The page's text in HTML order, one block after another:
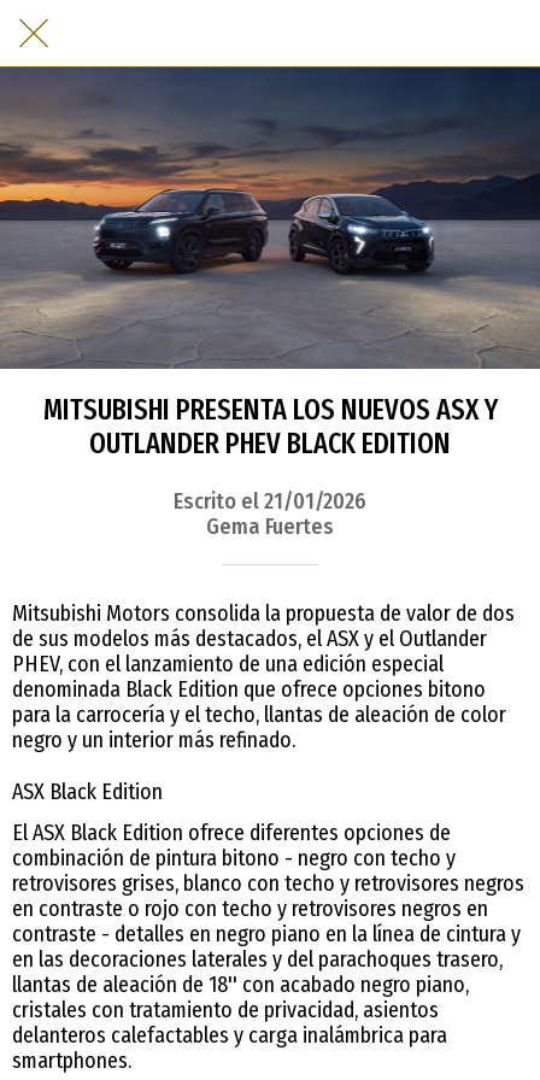
MITSUBISHI PRESENTA LOS NUEVOS ASX Y
OUTLANDER PHEV BLACK EDITION
Escrito el 21/01/2026
Gema Fuertes
Mitsubishi Motors consolida la propuesta de valor de dos
de sus modelos más destacados, el ASX y el Outlander
PHEV, con el lanzamiento de una edición especial
denominada Black Edition que ofrece opciones bitono
para la carrocería y el techo, llantas de aleación de color
negro y un interior más refinado.
ASX Black Edition
El ASX Black Edition ofrece diferentes opciones de
combinación de pintura bitono - negro con techo y
retrovisores grises, blanco con techo y retrovisores negros
en contraste o rojo con techo y retrovisores negros en
contraste - detalles en negro piano en la línea de cintura y
en las decoraciones laterales y del parachoques trasero,
llantas de aleación de 18'' con acabado negro piano,
cristales con tratamiento de privacidad, asientos
delanteros calefactables y carga inalámbrica para
smartphones.